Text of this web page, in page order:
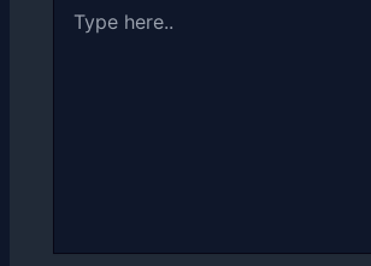
here..